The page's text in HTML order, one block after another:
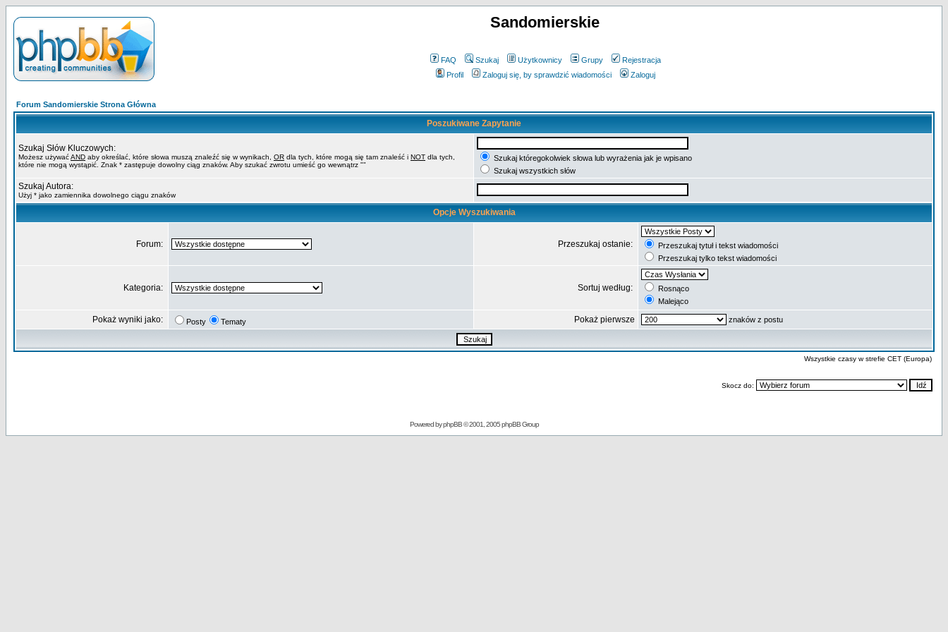
Sandomierskie
FAQ Szukaj Użytkownicy Grupy
Rejestracja
Profil
Zaloguj się, by sprawdzić wiadomości Zaloguj
Forum Sandomierskie Strona Główna
Poszukiwane Zapytanie
Szukaj Słów Kluczowych:
Możesz używaćAND aby określać, które słowa muszą znaleźć się w wynikach, OR dla tych, które mogą się tam znaleść i NOT dla tych,
które nie mogą wystąpić. Znak * zastępuje dowolny ciąg znaków. Aby szukać zwrotu umieść go wewnątrz ""
Szukaj któregokolwiek słowa lub wyrażenia jak je wpisano
Szukaj wszystkich słów
Szukaj Autora:
Użyj * jako zamiennika dowolnego ciągu znaków
Opcje Wyszukiwania
Forum: Przeszukaj ostanie:
Przeszukaj tytuł i tekst wiadomości
Przeszukaj tylko tekst wiadomości
Kategoria: Sortuj według:
Rosnąco
Malejąco
Pokaż wyniki jako: Posty Tematy Pokaż pierwsze znaków z postu
Wszystkie czasy w strefie CET (Europa)
Skocz do:
Powered byphpBB© 2001, 2005 phpBB Group